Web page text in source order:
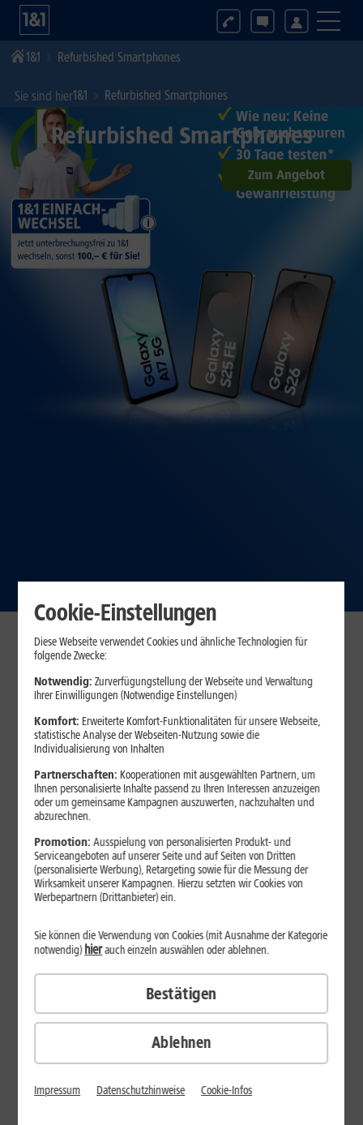
1&1 Refurbished Smartphones
Sie sind hier1&1 Refurbished Smartphones
Zum Angebot
Refurbished Smartphones
Refurbished Top-Smartphones,
bis zu 20 % günstiger!
108,– € GÜNSTIGER ALS NEU*
Samsung Galaxy S26 Ultra
(Refurbished)
41
,
99€/Monat
Zum Angebot
Cookie-Einstellungen
Diese Webseite verwendet Cookies und ähnliche Technologien für
folgende Zwecke:
Notwendig: Zurverfügungstellung der Webseite und Verwaltung
Ihrer Einwilligungen (Notwendige Einstellungen)
Komfort: Erweiterte Komfort-Funktionalitäten für unsere Webseite,
statistische Analyse der Webseiten-Nutzung sowie die
Individualisierung von Inhalten
Partnerschaften: Kooperationen mit ausgewählten Partnern, um
Ihnen personalisierte Inhalte passend zu Ihren Interessen anzuzeigen
oder um gemeinsame Kampagnen auszuwerten, nachzuhalten und
abzurechnen.
Promotion:Ausspielung von personalisierten Produkt- und
Serviceangeboten auf unserer Seite und auf Seiten von Dritten
(personalisierte Werbung), Retargeting sowie für die Messung der
Wirksamkeit unserer Kampagnen. Hierzu setzten wir Cookies von
Werbepartnern (Drittanbieter) ein.
Ablehnen
Sie können die Verwendung von Cookies (mit Ausnahme der Kategorie
notwendig)hierauch einzeln auswählen oder ablehnen.
Bestätigen
Impressum Datenschutzhinweise Cookie-Infos